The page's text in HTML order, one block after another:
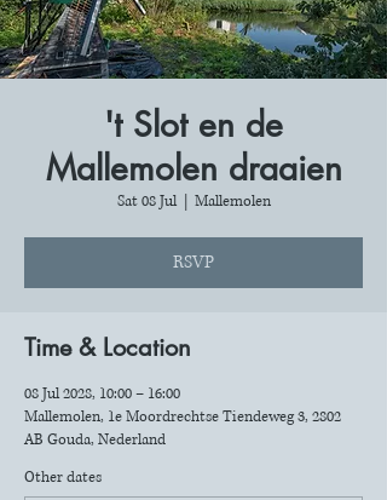
't Slot en de
Mallemolen draaien
Sat 08 Jul
  |
Mallemolen
RSVP
Time & Location
08 Jul 2028, 10:00 – 16:00
Mallemolen, 1e Moordrechtse Tiendeweg 3, 2802
AB Gouda, Nederland
Other dates